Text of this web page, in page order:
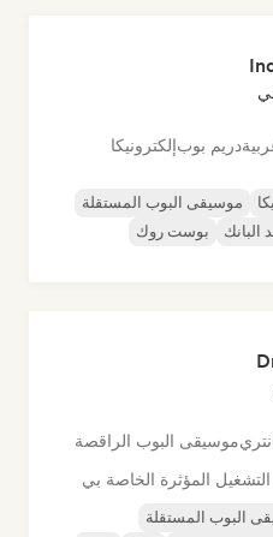
دريم بوبإلكترونيكا
موسيقى البوب المستقلة
البانك
بوست روك
موسيقى البوب الراقصة
المؤثرة الخاصة بي
البوب المستقلة